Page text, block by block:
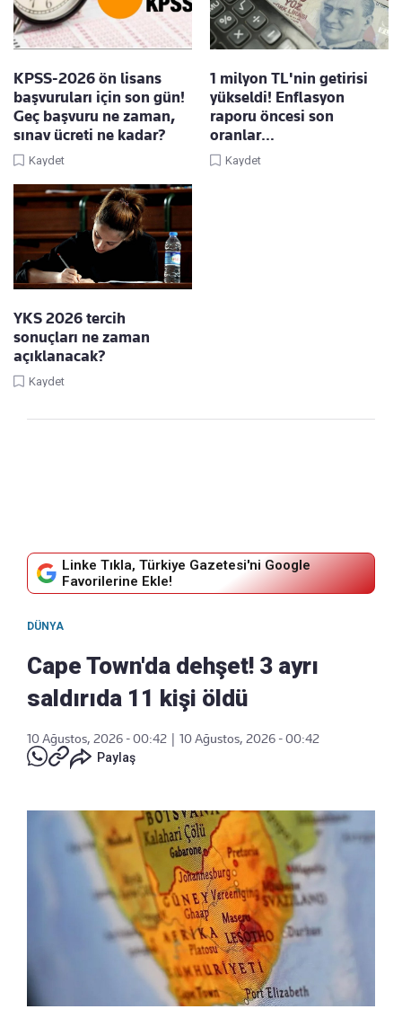
KPSS-2026 ön lisans
başvuruları için son gün!
Geç başvuru ne zaman,
sınav ücreti ne kadar?
Kaydet
1 milyon TL'nin getirisi
yükseldi! Enflasyon
raporu öncesi son
oranlar…
Kaydet
YKS 2026 tercih
sonuçları ne zaman
açıklanacak?
Kaydet
Linke Tıkla, Türkiye Gazetesi'ni Google
Favorilerine Ekle!
DÜNYA
Cape Town'da dehşet! 3 ayrı
saldırıda 11 kişi öldü
10 Ağustos, 2026 - 00:42
10 Ağustos, 2026 - 00:42
Paylaş